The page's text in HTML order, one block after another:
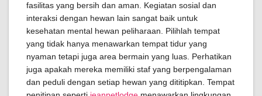
fasilitas yang bersih dan aman. Kegiatan sosial dan
interaksi dengan hewan lain sangat baik untuk
kesehatan mental hewan peliharaan. Pilihlah tempat
yang tidak hanya menawarkan tempat tidur yang
nyaman tetapi juga area bermain yang luas. Perhatikan
juga apakah mereka memiliki staf yang berpengalaman
dan peduli dengan setiap hewan yang dititipkan. Tempat